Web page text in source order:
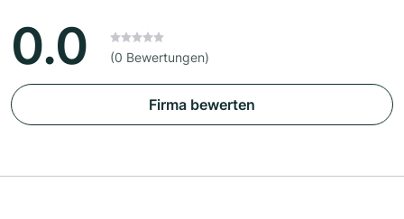
0.0 (0 Bewertungen)
Firma bewerten